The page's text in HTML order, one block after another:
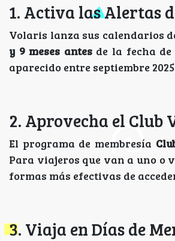
1. Activa las Alertas
Volaris lanza sus calendarios
y 9 meses antesde la fecha de
aparecido entre septiembre
2. Aprovecha el Club
El programa de membresía
Para viajeros que van a uno o
formas más efectivas de
3. Viaja en Días de